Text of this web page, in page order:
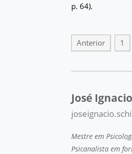
p. 64).
Anterior 1
José
Mestre em
Psicanalista em